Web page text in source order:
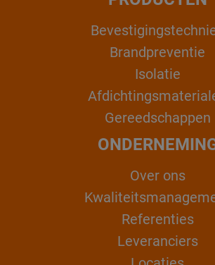
Brandpreventie
Isolatie
Gereedschappen
Over ons
Referenties
Leveranciers